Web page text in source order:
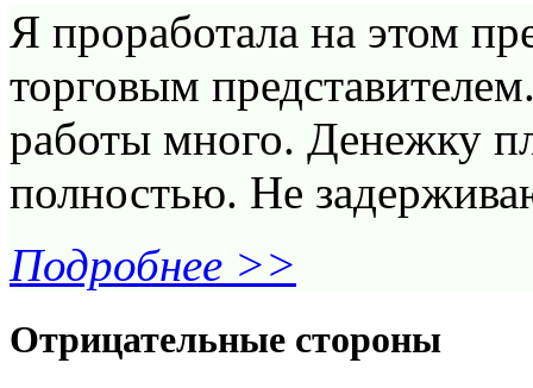
Я проработала на этом
торговым
работы много. Денежку
полностью. Не
Подробнее >>
Отрицательные стороны